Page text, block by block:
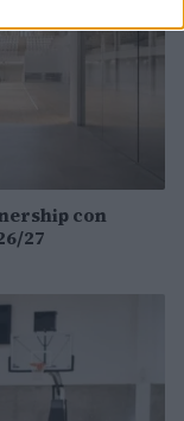
con
27